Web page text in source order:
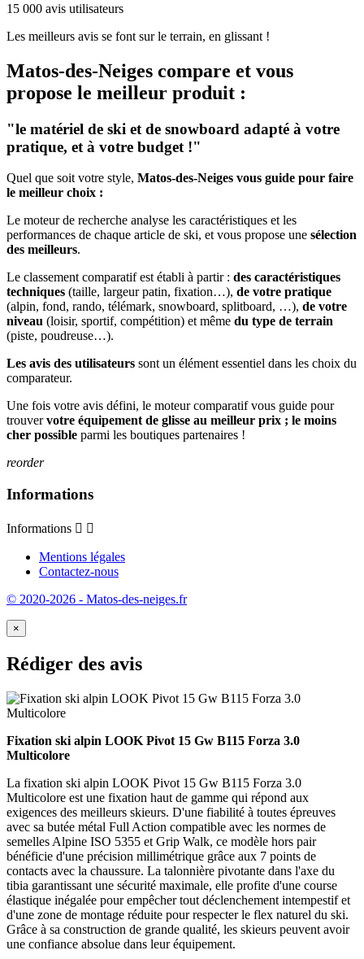
15 000 avis utilisateurs
Les meilleurs avis se font sur le terrain, en glissant !
Matos-des-Neiges compare et vous
propose le meilleur produit :
"le matériel de ski et de snowboard adapté à votre
pratique, et à votre budget !"
Quel que soit votre style, Matos-des-Neiges vous guide pour faire
le meilleur choix :
Le moteur de recherche analyse les caractéristiques et les
performances de chaque article de ski, et vous propose une sélection
des meilleurs.
Le classement comparatif est établi à partir : des caractéristiques
techniques (taille, largeur patin, fixation…), de votre pratique
(alpin, fond, rando, télémark, snowboard, splitboard, …), de votre
niveau (loisir, sportif, compétition) et même du type de terrain
(piste, poudreuse…).
Les avis des utilisateurs sont un élément essentiel dans les choix du
comparateur.
Une fois votre avis défini, le moteur comparatif vous guide pour
trouvervotre équipement de glisse au meilleur prix ; le moins
cher possible parmi les boutiques partenaires !
reorder
Informations
Informations  
Mentions légales
Contactez-nous
© 2020-2026 - Matos-des-neiges.fr
×
Rédiger des avis
Fixation ski alpin LOOK Pivot 15 Gw B115 Forza 3.0
Multicolore
La fixation ski alpin LOOK Pivot 15 Gw B115 Forza 3.0
Multicolore est une fixation haut de gamme qui répond aux
exigences des meilleurs skieurs. D'une fiabilité à toutes épreuves
avec sa butée métal Full Action compatible avec les normes de
semelles Alpine ISO 5355 et Grip Walk, ce modèle hors pair
bénéficie d'une précision millimétrique grâce aux 7 points de
contacts avec la chaussure. La talonnière pivotante dans l'axe du
tibia garantissant une sécurité maximale, elle profite d'une course
élastique inégalée pour empêcher tout déclenchement intempestif et
d'une zone de montage réduite pour respecter le flex naturel du ski.
Grâce à sa construction de grande qualité, les skieurs peuvent avoir
une confiance absolue dans leur équipement.